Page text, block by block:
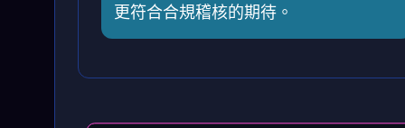
更符合合規稽核的期待。